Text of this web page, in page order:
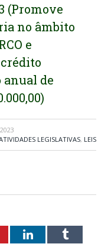
(Promove
no âmbito
e
anual de
LEGISLATIVAS, LEIS
LinkedInTumblr